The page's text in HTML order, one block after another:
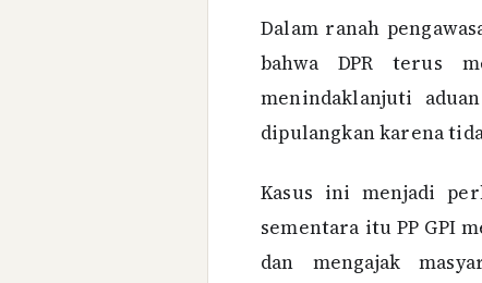
Dalam ranah
bahwa DPR terus
menindaklanjuti
dipulangkan karena
Kasus ini menjadi
sementara itu PP GPI
dan mengajak